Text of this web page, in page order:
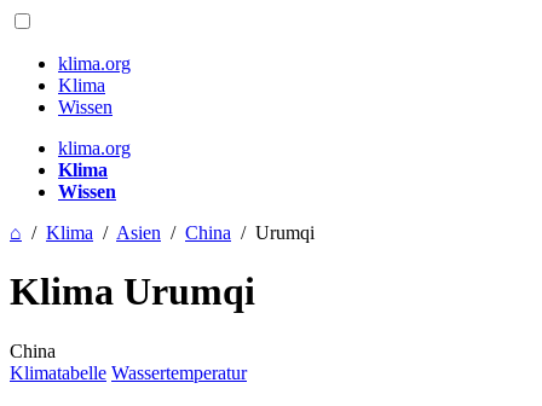
klima.org
Klima
Wissen
klima.org
Klima
Wissen
⌂ / Klima / Asien / China / Urumqi
Klima Urumqi
China
Klimatabelle Wassertemperatur